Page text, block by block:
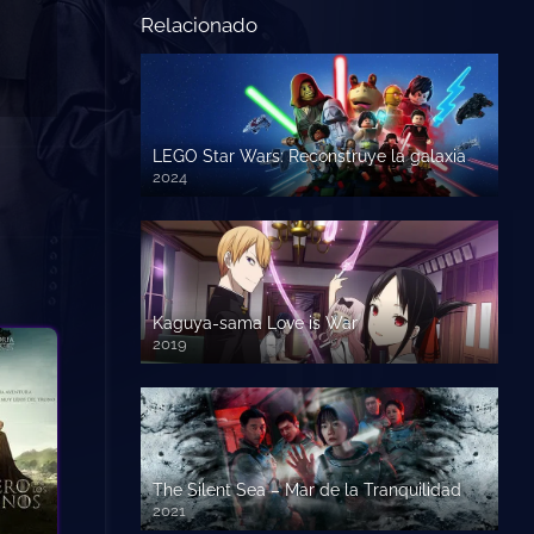
Relacionado
LEGO Star Wars: Reconstruye la galaxia
2024
Kaguya-sama Love is War
2019
The Silent Sea – Mar de la Tranquilidad
2021